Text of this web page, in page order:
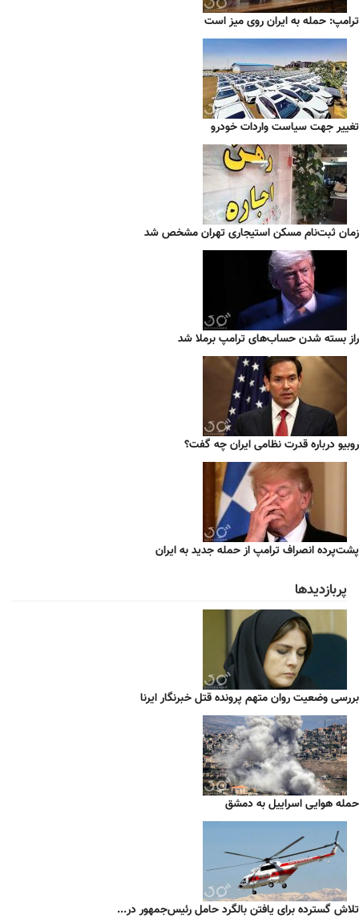
ترامپ: حمله به ایران روی میز است
تغییر جهت سیاست واردات خودرو
زمان ثبت‌نام مسکن استیجاری تهران مشخص شد
راز بسته شدن حساب‌های ترامپ برملا شد
روبیو درباره قدرت نظامی ایران چه گفت؟
پشت‌پرده انصراف ترامپ از حمله جدید به ایران
پربازدیدها
بررسی وضعیت روان متهم پرونده قتل خبرنگار ایرنا
حمله هوایی اسراییل به دمشق
تلاش گسترده برای یافتن بالگرد حامل رئیس‌جمهور در...